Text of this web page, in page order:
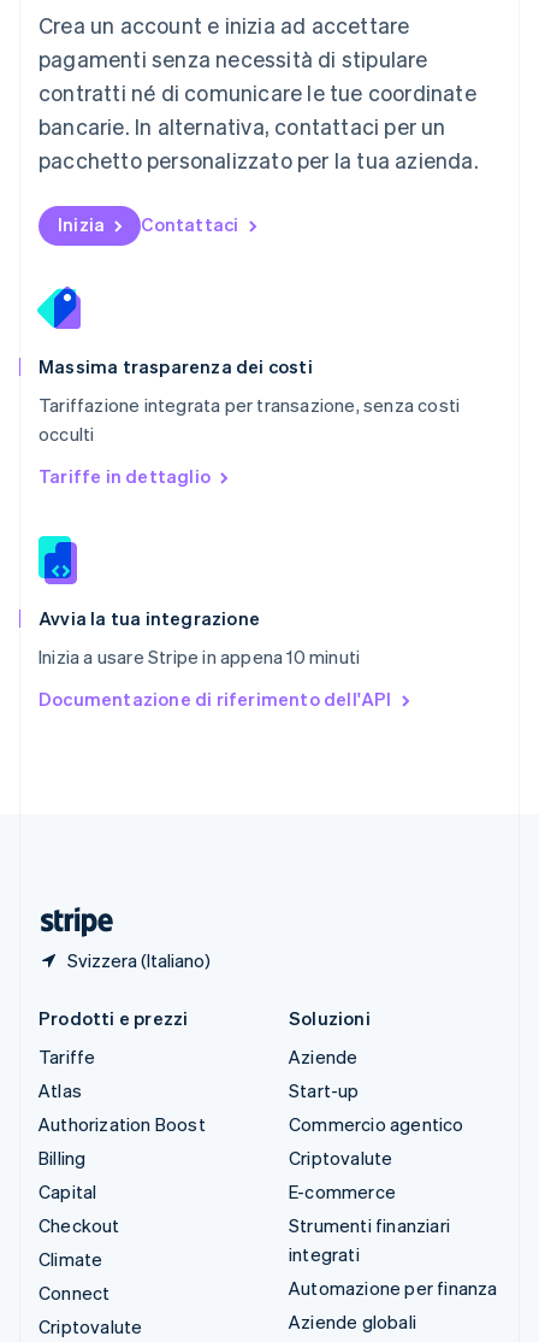
Crea un account e inizia ad accettare
pagamenti senza necessità di stipulare
contratti né di comunicare le tue coordinate
bancarie. In alternativa, contattaci per un
pacchetto personalizzato per la tua azienda.
Inizia Contattaci
Massima trasparenza dei costi
Tariffazione integrata per transazione, senza costi
occulti
Tariffe in dettaglio
Avvia la tua integrazione
Inizia a usare Stripe in appena 10 minuti
Documentazione di riferimento dell'API
Svizzera (Italiano)
EspañolEnglish
Norvegia
English
Nuova Zelanda
English
NederlandsEnglish
English
Portogallo
RAS di Hong Kong, Cina
English
English
English
Romania
English
Slovacchia
Slovenia
English Italiano
EspañolEnglish
English Español 简体中文
Prodotti e prezzi
Tariffe
Atlas
Authorization Boost
Billing
Capital
Checkout
Climate
Connect
Criptovalute
Soluzioni
Aziende
Start-up
Commercio agentico
Criptovalute
E-commerce
Strumenti finanziari
integrati
Automazione per finanza
Aziende globali